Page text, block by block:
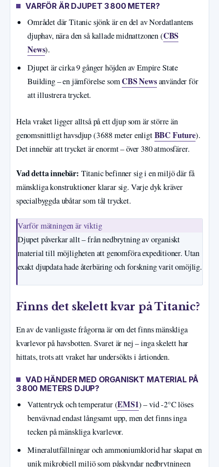
VARFÖR ÄR DJUPET 3 800 METER?
Området där Titanic sjönk är en del av Nordatlantens
djuphav, nära den så kallade midnattzonen (CBS
News).
Djupet är cirka 9 gånger höjden av Empire State
Building – en jämförelse somCBS Newsanvänder för
att illustrera trycket.
Hela vraket ligger alltså på ett djup som är större än
genomsnittligt havsdjup (3 688 meter enligtBBC Future).
Det innebär att trycket är enormt – över 380 atmosfärer.
Vad detta innebär: Titanic befinner sig i en miljö där få
mänskliga konstruktioner klarar sig. Varje dyk kräver
specialbyggda ubåtar som tål trycket.
Varför mätningen är viktig
Djupet påverkar allt – från nedbrytning av organiskt
material till möjligheten att genomföra expeditioner. Utan
exakt djupdata hade återbäring och forskning varit omöjlig.
Finns det skelett kvar på Titanic?
En av de vanligaste frågorna är om det finns mänskliga
kvarlevor på havsbotten. Svaret är nej – inga skelett har
hittats, trots att vraket har undersökts i årtionden.
VAD HÄNDER MED ORGANISKT MATERIAL PÅ
3 800 METERS DJUP?
Vattentryck och temperatur (EMS1) – vid -2°C löses
benvävnad endast långsamt upp, men det finns inga
tecken på mänskliga kvarlevor.
Mineralutfällningar och ammoniumklorid har skapat en
unik mikrobiell miljö som påskyndar nedbrytningen